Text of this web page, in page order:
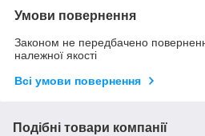
Умови повернення
Законом не передбачено
належної якості
Всі умови повернення
Подібні товари компанії